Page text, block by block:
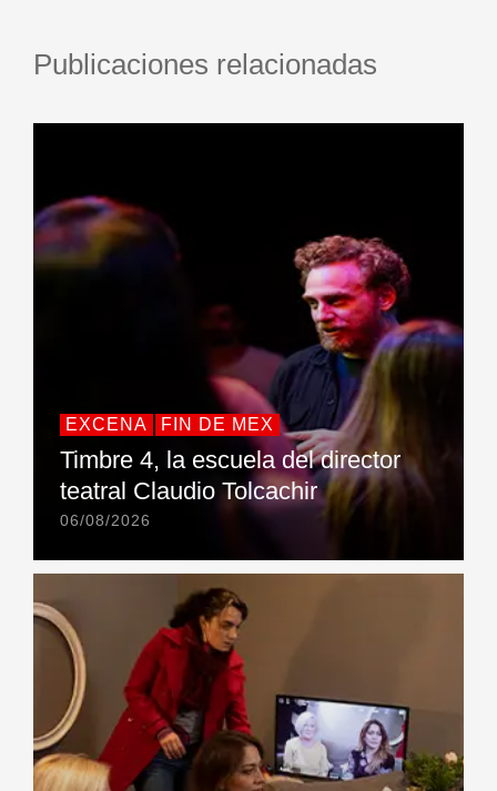
Publicaciones relacionadas
EXCENA FIN DE MEX
Timbre 4, la escuela del director
teatral Claudio Tolcachir
06/08/2026